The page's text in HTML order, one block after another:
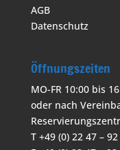
AGB
Datenschutz
Öffnungszeiten
MO-FR 10:00 bis
oder nach
T +49 (0) 22 47 –